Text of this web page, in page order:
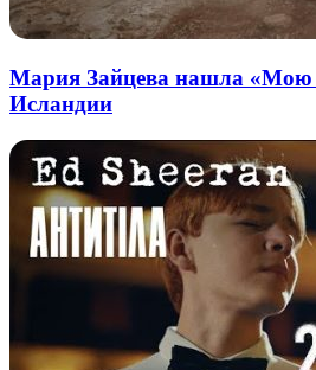
Мария Зайцева нашла «Мою
Исландии